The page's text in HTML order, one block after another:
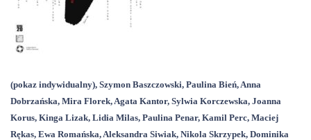
(pokaz indywidualny), Szymon Baszczowski, Paulina Bień, Anna
Dobrzańska, Mira Florek, Agata Kantor, Sylwia Korczewska, Joanna
Korus, Kinga Lizak, Lidia Milas, Paulina Penar, Kamil Perc, Maciej
Rękas, Ewa Romańska, Aleksandra Siwiak, Nikola Skrzypek, Dominika